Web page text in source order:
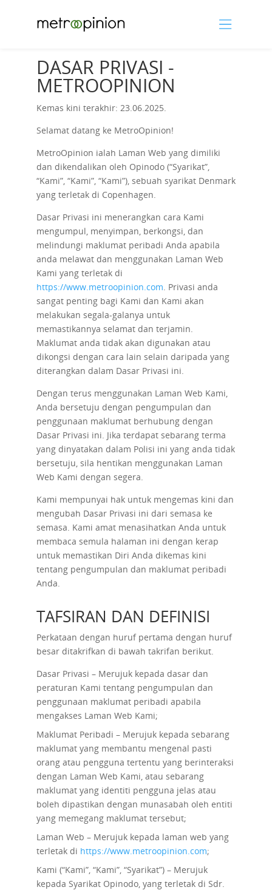
DASAR PRIVASI -
METROOPINION
Kemas kini terakhir: 23.06.2025.
Selamat datang ke MetroOpinion!
MetroOpinion ialah Laman Web yang dimiliki
dan dikendalikan oleh Opinodo (“Syarikat”,
“Kami”, “Kami”, “Kami”), sebuah syarikat Denmark
yang terletak di Copenhagen.
Dasar Privasi ini menerangkan cara Kami
mengumpul, menyimpan, berkongsi, dan
melindungi maklumat peribadi Anda apabila
anda melawat dan menggunakan Laman Web
Kami yang terletak di
https://www.metroopinion.com. Privasi anda
sangat penting bagi Kami dan Kami akan
melakukan segala-galanya untuk
memastikannya selamat dan terjamin.
Maklumat anda tidak akan digunakan atau
dikongsi dengan cara lain selain daripada yang
diterangkan dalam Dasar Privasi ini.
Dengan terus menggunakan Laman Web Kami,
Anda bersetuju dengan pengumpulan dan
penggunaan maklumat berhubung dengan
Dasar Privasi ini. Jika terdapat sebarang terma
yang dinyatakan dalam Polisi ini yang anda tidak
bersetuju, sila hentikan menggunakan Laman
Web Kami dengan segera.
Kami mempunyai hak untuk mengemas kini dan
mengubah Dasar Privasi ini dari semasa ke
semasa. Kami amat menasihatkan Anda untuk
membaca semula halaman ini dengan kerap
untuk memastikan Diri Anda dikemas kini
tentang pengumpulan dan maklumat peribadi
Anda.
TAFSIRAN DAN DEFINISI
Perkataan dengan huruf pertama dengan huruf
besar ditakrifkan di bawah takrifan berikut.
Dasar Privasi – Merujuk kepada dasar dan
peraturan Kami tentang pengumpulan dan
penggunaan maklumat peribadi apabila
mengakses Laman Web Kami;
Maklumat Peribadi – Merujuk kepada sebarang
maklumat yang membantu mengenal pasti
orang atau pengguna tertentu yang berinteraksi
dengan Laman Web Kami, atau sebarang
maklumat yang identiti pengguna jelas atau
boleh dipastikan dengan munasabah oleh entiti
yang memegang maklumat tersebut;
Laman Web – Merujuk kepada laman web yang
terletak di https://www.metroopinion.com;
Kami (“Kami”, “Kami”, “Syarikat”) – Merujuk
kepada Syarikat Opinodo, yang terletak di Sdr.